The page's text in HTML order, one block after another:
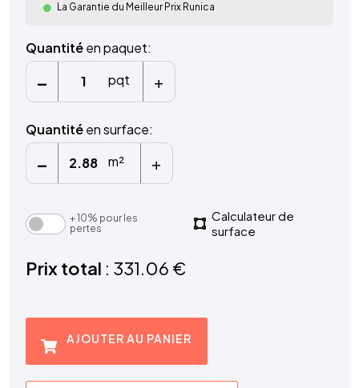
La Garantie du Meilleur Prix Runica
Quantitéen paquet:
- pqt +
Quantitéen surface:
- m² +
+ 10% pour les
pertes
Calculateur de
surface
Prix total : 331.06 €
AJOUTER AU PANIER